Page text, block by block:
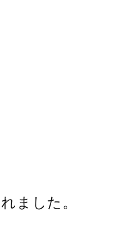
ました。